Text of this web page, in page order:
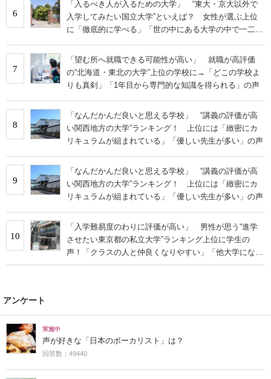
6
「入るべき人が入るための大学」 “東大・京大以外で
入学してみたい国立大学”といえば？ 女性が選ぶ上位
に「徹底的に学べる」「世の中にある大学の中で一二を
7
「望む所へ就職できる可能性が高い」 就職が高評価
の“北海道・東北の大学”上位の学校に→「どこの学校よ
りも真剣」「1年目から専門的な知識を得られる」の声
8
「なんだかんだ良いと思える学校」 “講義の評価が高
い関西地方の大学”ランキング！ 上位には「緻密にカ
リキュラムが組まれている」「優しい先生が多い」の声
9
「なんだかんだ良いと思える学校」 “講義の評価が高
い関西地方の大学”ランキング！ 上位には「緻密にカ
リキュラムが組まれている」「優しい先生が多い」の声
10
「入学難易度のわりに評価が高い」 男性が思う“進学
させたい東京都の私立大学”ランキング上位に学生の
声！「クラスの人と仲良くなりやすい」「他大学にない
学科も」
アンケート
実施中
声が好きな「日本のボーカリスト」は？
回答数：49440